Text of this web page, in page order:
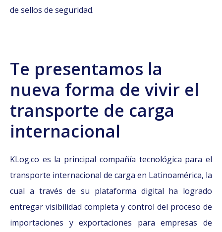
de sellos de seguridad.
Te presentamos la
nueva forma de vivir el
transporte de carga
internacional
KLog.co es la principal compañía tecnológica para el
transporte internacional de carga en Latinoamérica, la
cual a través de su plataforma digital ha logrado
entregar visibilidad completa y control del proceso de
importaciones y exportaciones para empresas de